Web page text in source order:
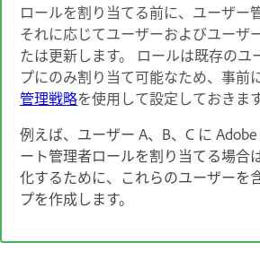
ロールを割り当てる前に、ユーザー
それに応じてユーザーおよびユーザ
たは更新します。 ロールは既存のユ
プにのみ割り当て可能なため、事前
管理戦略を使用して設定しておきます
例えば、ユーザー A、B、C に
ート管理者ロールを割り当てる場合
化するために、これらのユーザーを
プを作成します。